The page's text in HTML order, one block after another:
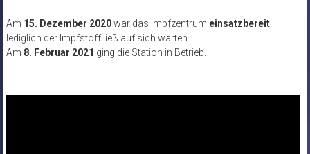
Am 15. Dezember 2020war das Impfzentrum einsatzbereit–
lediglich der Impfstoff ließ auf sich warten.
Am 8. Februar 2021 ging die Station in Betrieb.